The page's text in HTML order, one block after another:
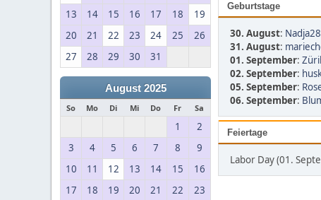
13
14 15 16 17 18
19
20
21 22 23 24 25
26
27
28 29 30 31
August 2025
So Mo Di Mi Do Fr Sa
1
2
3
4 5 6 7 8
9
10
11 12 13 14 15
16
17
18 19 20 21 22 23
Geburtstage
30. August:
31. August:
01. September:
02. September:
05. September:
06. September:
Feiertage
Labor Day (01.